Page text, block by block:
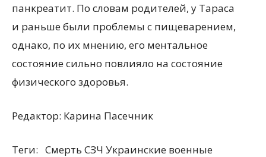
панкреатит. По словам родителей, у Тараса
и раньше были проблемы с пищеварением,
однако, по их мнению, его ментальное
состояние сильно повлияло на состояние
физического здоровья.
Редактор: Карина Пасечник
Теги: Смерть СЗЧ Украинские военные